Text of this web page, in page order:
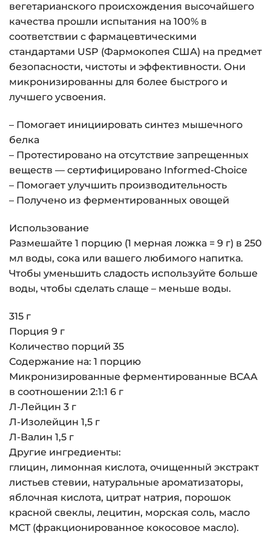
вегетарианского происхождения высочайшего
качества прошли испытания на 100% в
соответствии с фармацевтическими
стандартами USP (Фармокопея США) на предмет
безопасности, чистоты и эффективности. Они
микронизированны для более быстрого и
лучшего усвоения.
– Помогает инициировать синтез мышечного
белка
– Протестировано на отсутствие запрещенных
веществ — сертифицировано Informed-Choice
– Помогает улучшить производительность
– Получено из ферментированных овощей
Использование
Размешайте 1 порцию (1 мерная ложка = 9 г) в 250
мл воды, сока или вашего любимого напитка.
Чтобы уменьшить сладость используйте больше
воды, чтобы сделать слаще – меньше воды.
315 г
Порция 9 г
Количество порций 35
Содержание на: 1 порцию
Микронизированные ферментированные BCAA
в соотношении 2:1:1 6 г
Л-Лейцин 3 г
Л-Изолейцин 1,5 г
Л-Валин 1,5 г
Другие ингредиенты:
глицин, лимонная кислота, очищенный экстракт
листьев стевии, натуральные ароматизаторы,
яблочная кислота, цитрат натрия, порошок
красной свеклы, лецитин, морская соль, масло
MCT (фракционированное кокосовое масло).